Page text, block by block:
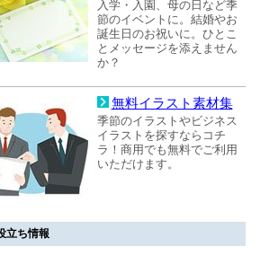
入学・入園、母の日など季
節のイベントに。結婚やお
誕生日のお祝いに。ひとこ
とメッセージを添えません
か？
無料イラスト素材集
季節のイラストやビジネス
イラストを探すならコチ
ラ！商用でも無料でご利用
いただけます。
立ち情報